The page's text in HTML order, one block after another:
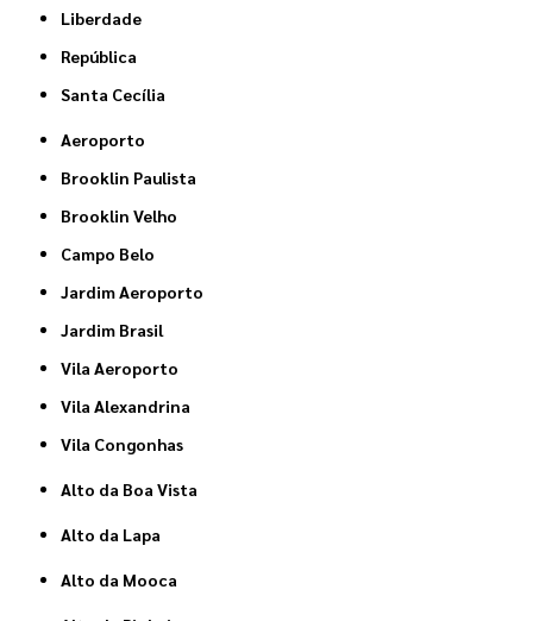
Liberdade
República
Santa Cecília
Aeroporto
Brooklin Paulista
Brooklin Velho
Campo Belo
Jardim Aeroporto
Jardim Brasil
Vila Aeroporto
Vila Alexandrina
Vila Congonhas
Alto da Boa Vista
Alto da Lapa
Alto da Mooca